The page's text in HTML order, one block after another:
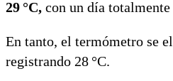
29 °C, con un día totalmente
En tanto, el termómetro se
registrando 28 °C.